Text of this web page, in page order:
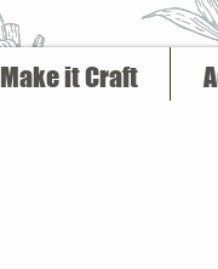
Make it Craft